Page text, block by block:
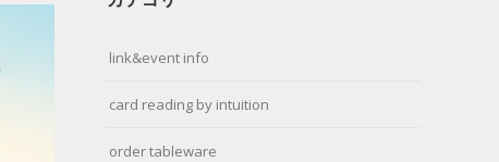
link&event info
card reading by intuition
order tableware